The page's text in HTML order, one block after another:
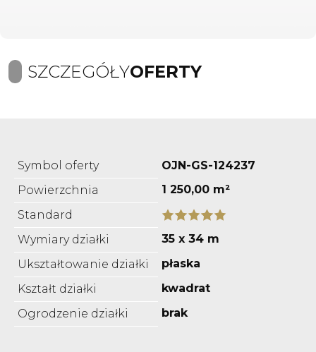
SZCZEGÓŁYOFERTY
Symbol oferty
OJN-GS-124237
Powierzchnia
1 250,00 m²
Standard
Wymiary działki
35 x 34 m
Ukształtowanie działki
płaska
Kształt działki
kwadrat
Ogrodzenie działki
brak